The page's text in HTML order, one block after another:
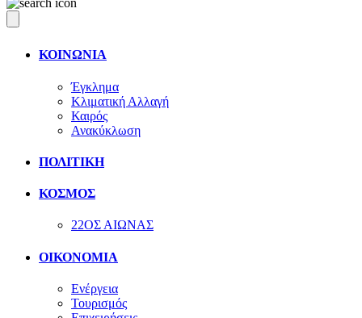
ΚΟΙΝΩΝΙΑ
Έγκλημα
Κλιματική Αλλαγή
Καιρός
Ανακύκλωση
ΠΟΛΙΤΙΚΗ
ΚΟΣΜΟΣ
22ΟΣ ΑΙΩΝΑΣ
ΟΙΚΟΝΟΜΙΑ
Ενέργεια
Τουρισμός